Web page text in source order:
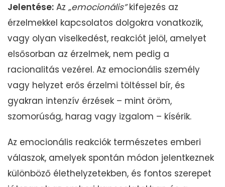
Jelentése: Az „emocionális”kifejezés az
érzelmekkel kapcsolatos dolgokra vonatkozik,
vagy olyan viselkedést, reakciót jelöl, amelyet
elsősorban az érzelmek, nem pedig a
racionalitás vezérel. Az emocionális személy
vagy helyzet erős érzelmi töltéssel bír, és
gyakran intenzív érzések – mint öröm,
szomorúság, harag vagy izgalom – kísérik.
Az emocionális reakciók természetes emberi
válaszok, amelyek spontán módon jelentkeznek
különböző élethelyzetekben, és fontos szerepet